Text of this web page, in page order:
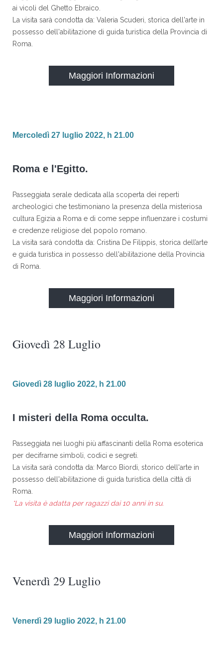
ai vicoli del Ghetto Ebraico.
La visita sarà condotta da: Valeria Scuderi, storica dell'arte in
possesso dell'abilitazione di guida turistica della Provincia di
Roma.
Maggiori Informazioni
Mercoledì 27 luglio 2022, h 21.00
Roma e l'Egitto.
Passeggiata serale dedicata alla scoperta dei reperti
archeologici che testimoniano la presenza della misteriosa
cultura Egizia a Roma e di come seppe influenzare i costumi
e credenze religiose del popolo romano.
La visita sarà condotta da: Cristina De Filippis, storica dell’arte
e guida turistica in possesso dell'abilitazione della Provincia
di Roma.
Maggiori Informazioni
Giovedì 28 Luglio
Giovedì 28 luglio 2022, h 21.00
I misteri della Roma occulta.
Passeggiata nei luoghi più affascinanti della Roma esoterica
per decifrarne simboli, codici e segreti.
La visita sarà condotta da: Marco Biordi, storico dell'arte in
possesso dell'abilitazione di guida turistica della città di
Roma.
*La visita è adatta per ragazzi dai 10 anni in su.
Maggiori Informazioni
Venerdì 29 Luglio
Venerdì 29 luglio 2022, h 21.00